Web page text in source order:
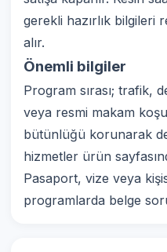
gerekli hazırlık bilgileri
alır.
Önemli bilgiler
Program sırası; trafik,
veya resmi makam
bütünlüğü korunarak
hizmetler ürün
Pasaport, vize veya
programlarda belge